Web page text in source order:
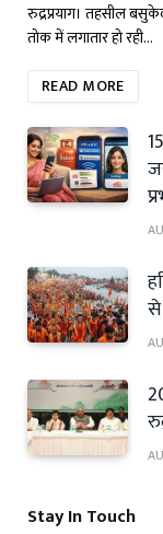
रुद्रप्रयाग। तहसील
तोक में लगातार हो रही…
READ MORE
Stay In Touch